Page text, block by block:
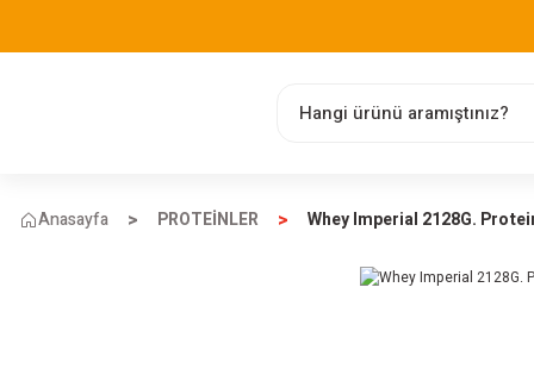
Anasayfa PROTEİNLER Whey Imperial 2128G.